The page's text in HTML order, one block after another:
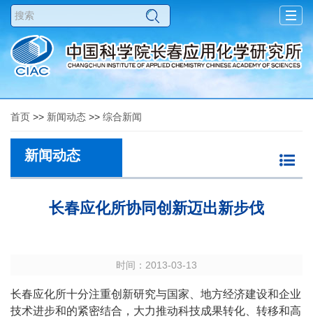
首页 >> 新闻动态 >> 综合新闻
新闻动态
长春应化所协同创新迈出新步伐
时间：2013-03-13
长春应化所十分注重创新研究与国家、地方经济建设和企业
技术进步和的紧密结合，大力推动科技成果转化、转移和高